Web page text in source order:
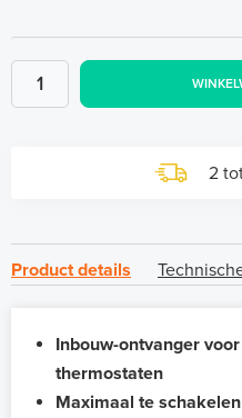
2
Product details
Inbouw-ontvanger
thermostaten
Maximaal te